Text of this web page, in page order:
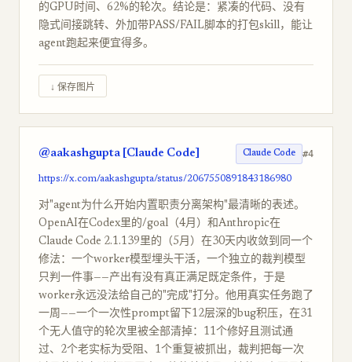
的GPU时间、62%的轮次。结论是：紧凑的代码、没有
隐式间接跳转、外加带PASS/FAIL脚本的打包skill，能让
agent跑起来便宜得多。
↓ 保存图片
@aakashgupta [Claude Code] Claude Code #4
https://x.com/aakashgupta/status/2067550891843186980
对"agent为什么开始内置职责分离架构"最清晰的表述。
OpenAI在Codex里的/goal（4月）和Anthropic在
Claude Code 2.1.139里的（5月）在30天内收敛到同一个
修法：一个worker模型埋头干活，一个独立的裁判模型
只判一件事——产出有没有真正满足既定条件，于是
worker永远没法给自己的"完成"打分。他用真实任务跑了
一周——一个一次性prompt留下12层深的bug积压，在31
个无人值守的轮次里被全部清掉：11个修好且测试通
过、2个老实标为受阻、1个重复被抓出，裁判把每一次